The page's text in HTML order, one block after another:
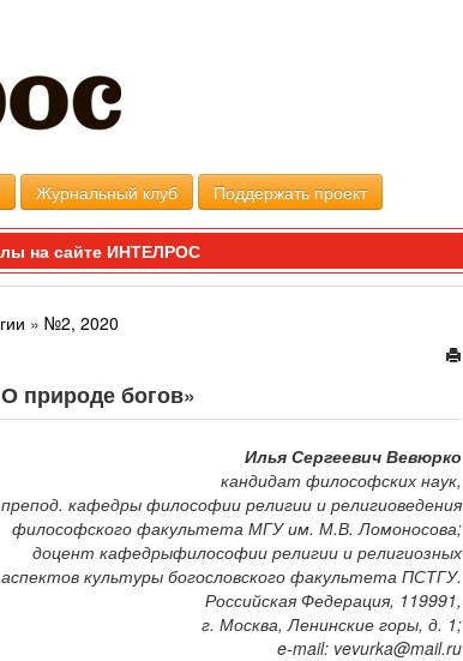
Журнальный клуб Поддержать проект
на сайте ИНТЕЛРОС
» №2, 2020
природе богов»
Илья Сергеевич Вевюрко
кандидат философских наук,
кафедры философии религии и религиоведения
философского факультета МГУ им. М.В. Ломоносова;
доцент кафедрыфилософии религии и религиозных
аспектов культуры богословского факультета ПСТГУ.
Российская Федерация, 119991,
г. Москва, Ленинские горы, д. 1;
e-mail: vevurka@mail.ru